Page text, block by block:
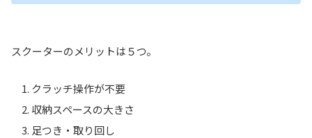
スクーターのメリットは５つ。
クラッチ操作が不要
収納スペースの大きさ
足つき・取り回し